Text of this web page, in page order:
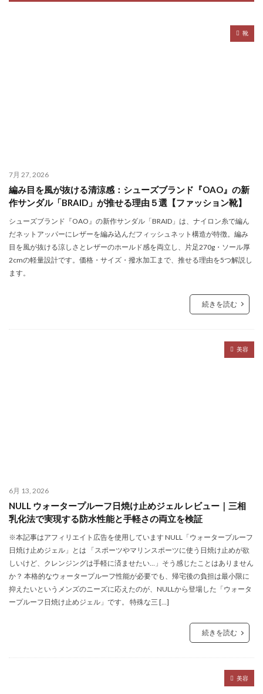
靴
7月 27, 2026
編み目を風が抜ける清涼感：シューズブランド『OAO』の新
作サンダル「BRAID」が推せる理由５選【ファッション靴】
シューズブランド『OAO』の新作サンダル「BRAID」は、ナイロン糸で編ん
だネットアッパーにレザーを編み込んだフィッシュネット構造が特徴。編み
目を風が抜ける涼しさとレザーのホールド感を両立し、片足270g・ソール厚
2cmの軽量設計です。価格・サイズ・撥水加工まで、推せる理由を5つ解説し
ます。
続きを読む
美容
6月 13, 2026
NULL ウォータープルーフ日焼け止めジェル レビュー｜三相
乳化法で実現する防水性能と手軽さの両立を検証
※本記事はアフィリエイト広告を使用しています NULL「ウォータープルーフ
日焼け止めジェル」とは 「スポーツやマリンスポーツに使う日焼け止めが欲
しいけど、クレンジングは手軽に済ませたい…」そう感じたことはありません
か？ 本格的なウォータープルーフ性能が必要でも、帰宅後の負担は最小限に
抑えたいというメンズのニーズに応えたのが、NULLから登場した「ウォータ
ープルーフ日焼け止めジェル」です。 特殊な三 […]
続きを読む
美容